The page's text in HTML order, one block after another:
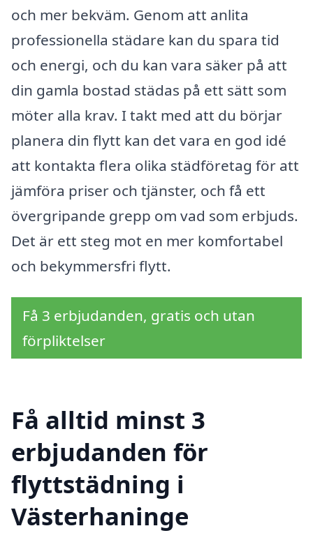
och mer bekväm. Genom att anlita
professionella städare kan du spara tid
och energi, och du kan vara säker på att
din gamla bostad städas på ett sätt som
möter alla krav. I takt med att du börjar
planera din flytt kan det vara en god idé
att kontakta flera olika städföretag för att
jämföra priser och tjänster, och få ett
övergripande grepp om vad som erbjuds.
Det är ett steg mot en mer komfortabel
och bekymmersfri flytt.
Få 3 erbjudanden, gratis och utan
förpliktelser
Få alltid minst 3
erbjudanden för
flyttstädning i
Västerhaninge